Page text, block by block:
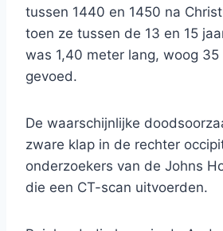
tussen 1440 en 1450 na
toen ze tussen de 13 en 15
was 1,40 meter lang, woog
gevoed.
De waarschijnlijke
zware klap in de rechter
onderzoekers van de Johns
die een CT-scan uitvoerden.